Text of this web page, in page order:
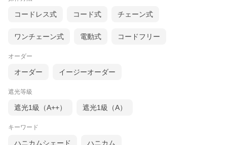
麻糸を粗く織り立てたような風合いと光沢感が魅力の遮熱生地で
木の質感の空間に合う落ち着いた配色に加え、遮蔽性も確保する
コードレス式 コード式 チェーン式
ワンチェーン式 電動式 コードフリー
オーダー
オーダー イージーオーダー
遮光等級
遮光1級（A++） 遮光1級（A）
キーワード
ハニカムシェード ハニカム